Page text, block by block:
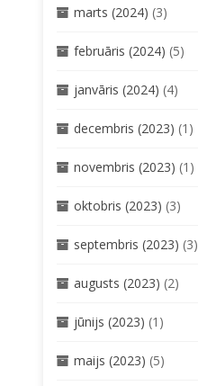
marts (2024) (3)
februāris (2024) (5)
janvāris (2024) (4)
decembris (2023) (1)
novembris (2023) (1)
oktobris (2023) (3)
septembris (2023) (3)
augusts (2023) (2)
jūnijs (2023) (1)
maijs (2023) (5)